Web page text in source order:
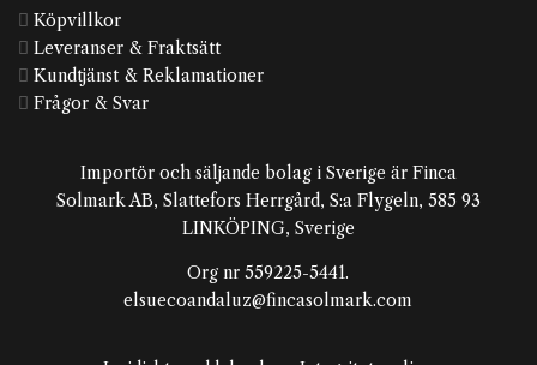
 Köpvillkor
 Leveranser & Fraktsätt
 Kundtjänst & Reklamationer
 Frågor & Svar
Importör och säljande bolag i Sverige är Finca
Solmark AB, Slattefors Herrgård, S:a Flygeln, 585 93
LINKÖPING, Sverige
Org nr 559225-5441.
elsuecoandaluz@fincasolmark.com